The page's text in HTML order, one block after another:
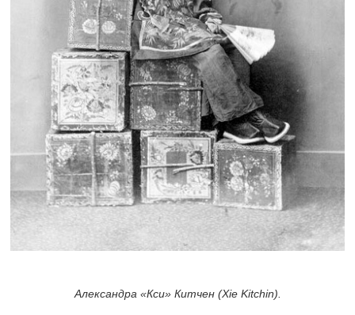
Александра «Кси» Китчен (Xie Kitchin).